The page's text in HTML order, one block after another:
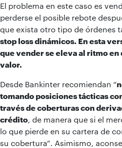
El problema en este caso es
perderse el posible rebote
que exista otro tipo de órdenes
stop loss dinámicos. En esta
que vender se eleva al ritmo en
valor.
Desde Bankinter recomiendan “
tomando posiciones tácticas
través de coberturas con
crédito , de manera que si el
lo que pierde en su cartera de
su cobertura”. Asimismo,